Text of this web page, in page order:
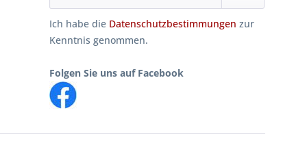
Ich habe die Datenschutzbestimmungen zur
Kenntnis genommen.
Folgen Sie uns auf Facebook